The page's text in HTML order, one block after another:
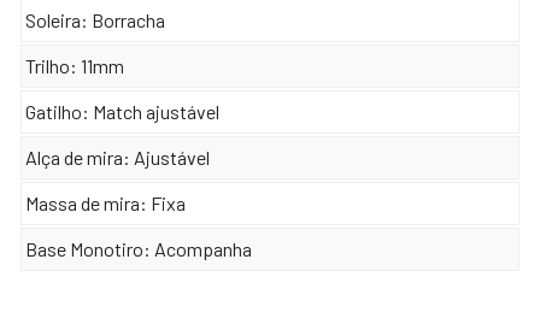
Soleira: Borracha
Trilho: 11mm
Gatilho: Match ajustável
Alça de mira: Ajustável
Massa de mira: Fixa
Base Monotiro: Acompanha